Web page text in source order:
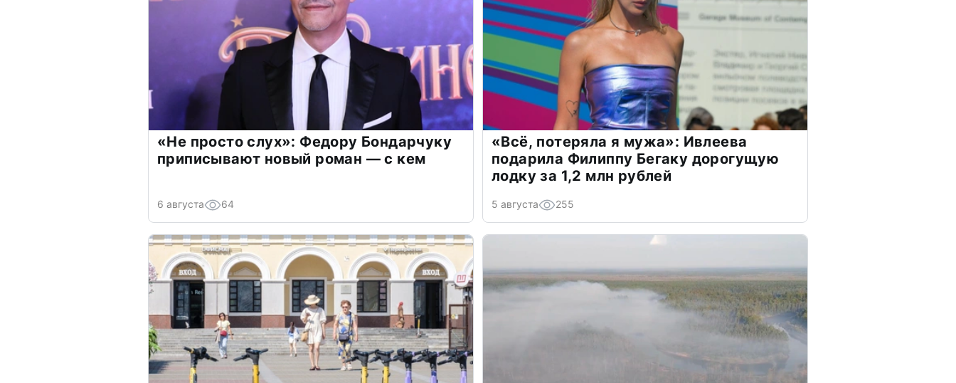
«Не просто слух»: Федору Бондарчуку
приписывают новый роман — с кем
6 августа 64
«Всё, потеряла я мужа»: Ивлеева
подарила Филиппу Бегаку дорогущую
лодку за 1,2 млн рублей
5 августа 255